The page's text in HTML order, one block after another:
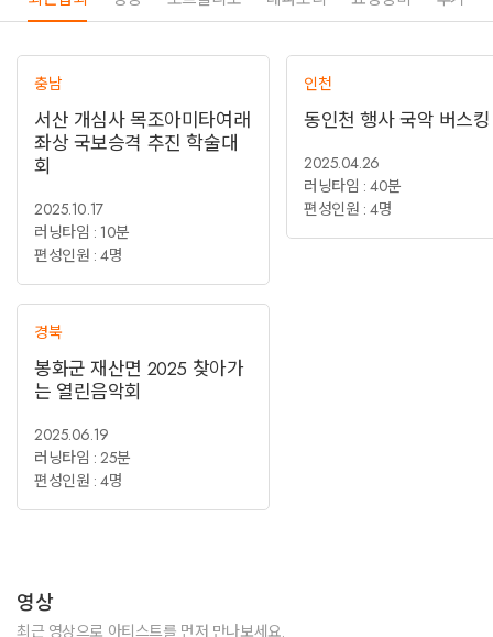
충남
서산 개심사 목조아미타여래
좌상 국보승격 추진 학술대
회
2025.10.17
러닝타임 : 10분
편성인원 : 4명
경북
봉화군 재산면 2025 찾아가
는 열린음악회
2025.06.19
러닝타임 : 25분
편성인원 : 4명
인천
동인천 행사 국악 버스킹
2025.04.26
러닝타임 : 40분
편성인원 : 4명
영상
최근 영상으로 아티스트를 먼저 만나보세요.